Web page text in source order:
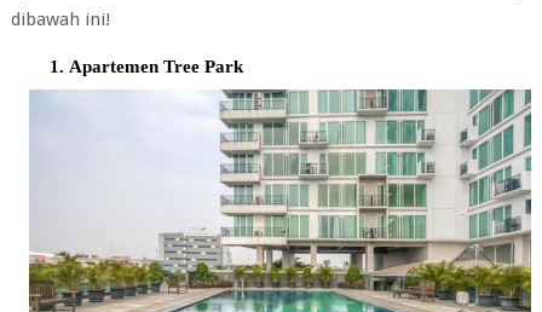
dibawah ini!
Apartemen Tree Park